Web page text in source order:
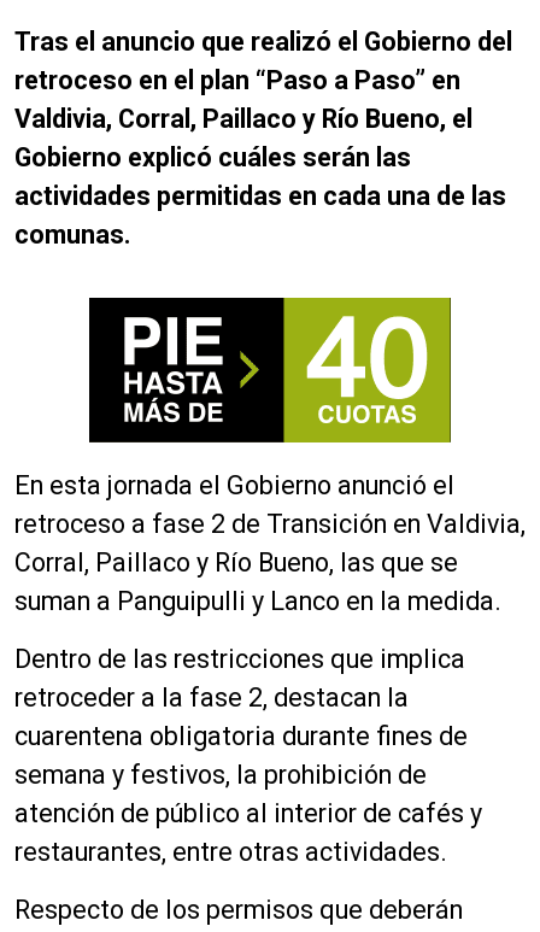
Tras el anuncio que realizó el Gobierno del
retroceso en el plan “Paso a Paso” en
Valdivia, Corral, Paillaco y Río Bueno, el
Gobierno explicó cuáles serán las
actividades permitidas en cada una de las
comunas.
En esta jornada el Gobierno anunció el
retroceso a fase 2 de Transición en Valdivia,
Corral, Paillaco y Río Bueno, las que se
suman a Panguipulli y Lanco en la medida.
Dentro de las restricciones que implica
retroceder a la fase 2, destacan la
cuarentena obligatoria durante fines de
semana y festivos, la prohibición de
atención de público al interior de cafés y
restaurantes, entre otras actividades.
Respecto de los permisos que deberán